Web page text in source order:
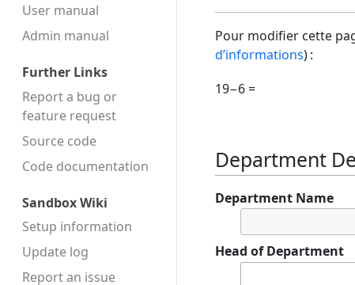
User manual
Admin manual
Further Links
Report a bug or
feature request
Source code
Code docu­mentation
Sandbox Wiki
Setup information
Update log
Report an issue
Pour modifier cette
d’informations) :
19−6 =
Department
Department Name
Head of Department